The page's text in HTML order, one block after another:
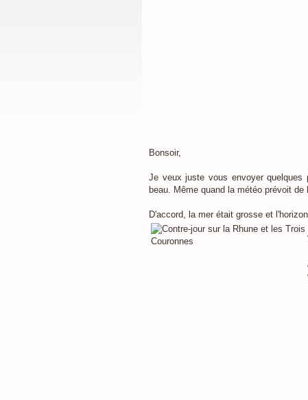
Bonsoir,
Je veux juste vous envoyer quelques
beau. Même quand la météo prévoit de
D'accord, la mer était grosse et